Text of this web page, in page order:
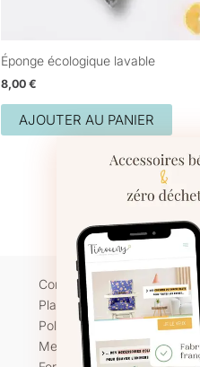
Pour offrir
Éponge écologique lavable
8,00 €
AJOUTER AU PANIER
Contact
Plan du site
Politique de confidentialité
Mentions légales